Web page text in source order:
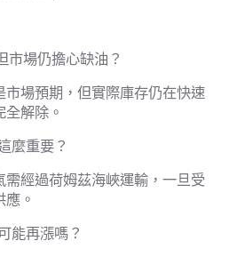
市場仍擔心缺油？
市場預期，但實際庫存仍在快速
解除。
麼重要？
需經過荷姆茲海峽運輸，一旦受
。
能再漲嗎？